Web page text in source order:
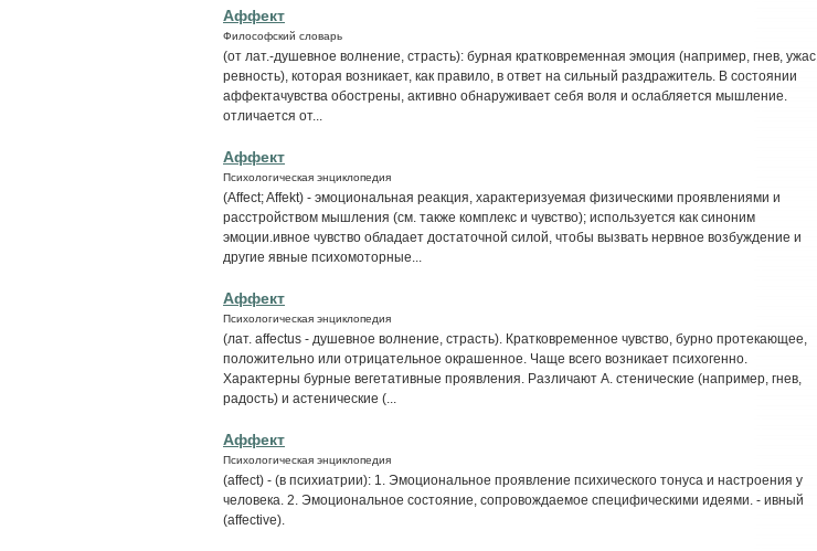
Аффект
Философский словарь
(от лат.-душевное волнение, страсть): бурная кратковременная эмоция (например, гнев, ужас,
ревность), которая возникает, как правило, в ответ на сильный раздражитель. В состоянии
аффектачувства обострены, активно обнаруживает себя воля и ослабляется мышление.
отличается от...
Аффект
Психологическая энциклопедия
(Affect; Affekt) - эмоциональная реакция, характеризуемая физическими проявлениями и
расстройством мышления (см. также комплекс и чувство); используется как синоним
эмоции.ивное чувство обладает достаточной силой, чтобы вызвать нервное возбуждение и
другие явные психомоторные...
Аффект
Психологическая энциклопедия
(лат. affectus - душевное волнение, страсть). Кратковременное чувство, бурно протекающее,
положительно или отрицательное окрашенное. Чаще всего возникает психогенно.
Характерны бурные вегетативные проявления. Различают А. стенические (например, гнев,
радость) и астенические (...
Аффект
Психологическая энциклопедия
(affect) - (в психиатрии): 1. Эмоциональное проявление психического тонуса и настроения у
человека. 2. Эмоциональное состояние, сопровождаемое специфическими идеями. - ивный
(affective).